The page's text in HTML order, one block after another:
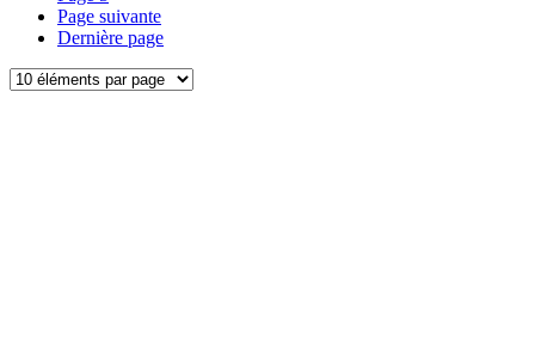
Page suivante
Dernière page